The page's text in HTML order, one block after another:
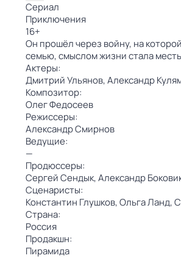
Сериал
Приключения
16+
Он прошёл через войну, на
семью, смыслом жизни стала месть
Актеры:
Дмитрий Ульянов,Александр
Композитор:
Олег Федосеев
Режиссеры:
Александр Смирнов
Ведущие:
—
Продюссеры:
Сергей Сендык,Александр
Сценаристы:
Константин Глушков,Ольга Ланд,
Страна:
Россия
Продакшн:
Пирамида